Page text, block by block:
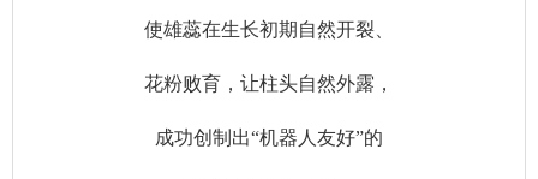
使雄蕊在生长初期自然开裂、
花粉败育，让柱头自然外露，
成功创制出“机器人友好”的